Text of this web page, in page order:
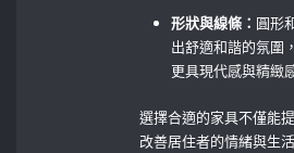
形狀與線條： 圓形
出舒適和諧的氛圍
更具現代感與精緻
選擇合適的家具不僅能
改善居住者的情緒與生